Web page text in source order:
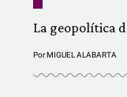
La geopolítica
PorMIGUEL ALABARTA